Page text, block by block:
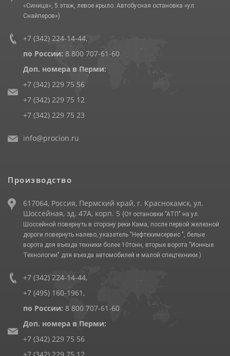
«Синица», 5 этаж, левое крыло. Автобусная остановка «ул.
Снайперов»)
+7 (342) 224-14-44,
по России: 8 800 707-61-60
Доп. номера в Перми:
+7 (342) 229 75 56
+7 (342) 229 75 12
+7 (342) 229 75 23
info@procion.ru
Производство
617064, Россия, Пермский край, г. Краснокамск, ул.
Шоссейная, зд. 47А, корп. 5 (От остановки "АТП" на ул.
Шоссейной повернуть в сторону реки Кама, после первой железной
дороги повернуть налево, указатель "Нефтехимсервис ", белые
ворота для въезда техники более 10тонн, вторые ворота "Ионные
Технологии" для въезда автомобилей и малой спецтехники.)
+7 (342) 224-14-44,
+7 (495) 160-1961 ,
по России: 8 800 707-61-60
Доп. номера в Перми:
+7 (342) 229 75 56